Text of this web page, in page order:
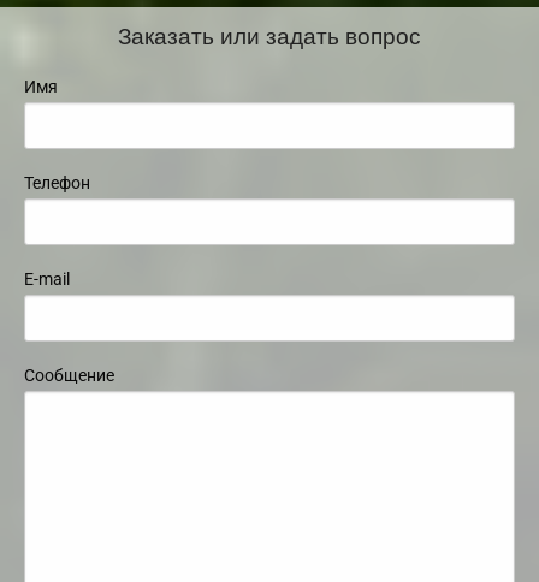
Заказать или задать вопрос
Имя
Телефон
E-mail
Сообщение